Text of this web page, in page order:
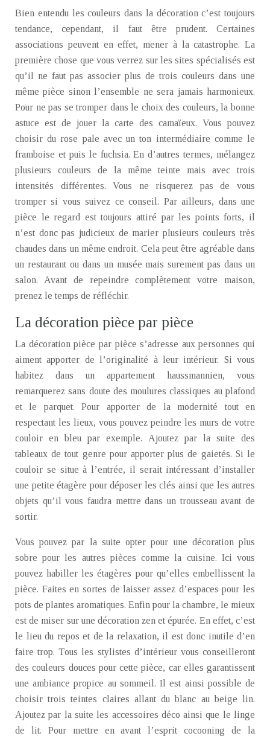
Bien entendu les couleurs dans la décoration c’est toujours
tendance, cependant, il faut être prudent. Certaines
associations peuvent en effet, mener à la catastrophe. La
première chose que vous verrez sur les sites spécialisés est
qu’il ne faut pas associer plus de trois couleurs dans une
même pièce sinon l’ensemble ne sera jamais harmonieux.
Pour ne pas se tromper dans le choix des couleurs, la bonne
astuce est de jouer la carte des camaïeux. Vous pouvez
choisir du rose pale avec un ton intermédiaire comme le
framboise et puis le fuchsia. En d’autres termes, mélangez
plusieurs couleurs de la même teinte mais avec trois
intensités différentes. Vous ne risquerez pas de vous
tromper si vous suivez ce conseil. Par ailleurs, dans une
pièce le regard est toujours attiré par les points forts, il
n’est donc pas judicieux de marier plusieurs couleurs très
chaudes dans un même endroit. Cela peut être agréable dans
un restaurant ou dans un musée mais surement pas dans un
salon. Avant de repeindre complètement votre maison,
prenez le temps de réfléchir.
La décoration pièce par pièce
La décoration pièce par pièce s’adresse aux personnes qui
aiment apporter de l’originalité à leur intérieur. Si vous
habitez dans un appartement haussmannien, vous
remarquerez sans doute des moulures classiques au plafond
et le parquet. Pour apporter de la modernité tout en
respectant les lieux, vous pouvez peindre les murs de votre
couloir en bleu par exemple. Ajoutez par la suite des
tableaux de tout genre pour apporter plus de gaietés. Si le
couloir se situe à l’entrée, il serait intéressant d’installer
une petite étagère pour déposer les clés ainsi que les autres
objets qu’il vous faudra mettre dans un trousseau avant de
sortir.
Vous pouvez par la suite opter pour une décoration plus
sobre pour les autres pièces comme la cuisine. Ici vous
pouvez habiller les étagères pour qu’elles embellissent la
pièce. Faites en sortes de laisser assez d’espaces pour les
pots de plantes aromatiques. Enfin pour la chambre, le mieux
est de miser sur une décoration zen et épurée. En effet, c’est
le lieu du repos et de la relaxation, il est donc inutile d’en
faire trop. Tous les stylistes d’intérieur vous conseilleront
des couleurs douces pour cette pièce, car elles garantissent
une ambiance propice au sommeil. Il est ainsi possible de
choisir trois teintes claires allant du blanc au beige lin.
Ajoutez par la suite les accessoires déco ainsi que le linge
de lit. Pour mettre en avant l’esprit cocooning de la